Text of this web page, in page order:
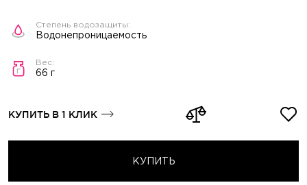
КУПИТЬ
КУПИТЬ В 1 КЛИК
Водонепроницаемость
66 г